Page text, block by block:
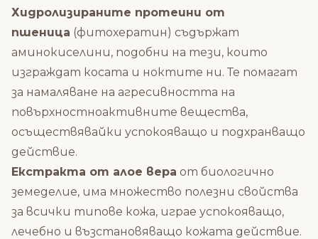
Хидролизираните протеини от
пшеница (фитохератин) съдържат
аминокиселини, подобни на тези, които
изграждат косата и ноктите ни. Те помагат
за намаляване на агресивността на
повърхностноактивните вещества,
осъществявайки успокояващо и подхранващо
действие.
Екстракта от алое вера от биологично
земеделие, има множество полезни свойства
за всички типове кожа, играе успокояващо,
лечебно и възстановяващо кожата действие.